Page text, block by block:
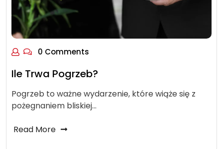
0 Comments
Ile Trwa Pogrzeb?
Pogrzeb to ważne wydarzenie, które wiąże się z
pożegnaniem bliskiej…
Read More